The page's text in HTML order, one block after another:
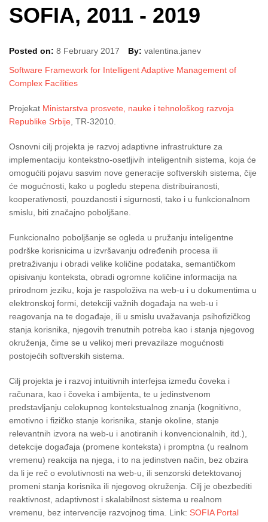
SOFIA, 2011 - 2019
Posted on: 8 February 2017 By: valentina.janev
Software Framework for Intelligent Adaptive Management of
Complex Facilities
Projekat Ministarstva prosvete, nauke i tehnološkog razvoja
Republike Srbije , TR-32010.
Osnovni cilj projekta je razvoj adaptivne infrastrukture za
implementaciju kontekstno-osetljivih inteligentnih sistema, koja će
omogućiti pojavu sasvim nove generacije softverskih sistema, čije
će mogućnosti, kako u pogledu stepena distribuiranosti,
kooperativnosti, pouzdanosti i sigurnosti, tako i u funkcionalnom
smislu, biti značajno poboljšane.
Funkcionalno poboljšanje se ogleda u pružanju inteligentne
podrške korisnicima u izvršavanju određenih procesa ili
pretraživanju i obradi velike količine podataka, semantičkom
opisivanju konteksta, obradi ogromne količine informacija na
prirodnom jeziku, koja je raspoloživa na web-u i u dokumentima u
elektronskoj formi, detekciji važnih događaja na web-u i
reagovanja na te događaje, ili u smislu uvažavanja psihofizičkog
stanja korisnika, njegovih trenutnih potreba kao i stanja njegovog
okruženja, čime se u velikoj meri prevazilaze mogućnosti
postojećih softverskih sistema.
Cilj projekta je i razvoj intuitivnih interfejsa između čoveka i
računara, kao i čoveka i ambijenta, te u jedinstvenom
predstavljanju celokupnog kontekstualnog znanja (kognitivno,
emotivno i fizičko stanje korisnika, stanje okoline, stanje
relevantnih izvora na web-u i anotiranih i konvencionalnih, itd.),
detekcije događaja (promene konteksta) i promptna (u realnom
vremenu) reakcija na njega, i to na jedinstven način, bez obzira
da li je reč o evolutivnosti na web-u, ili senzorski detektovanoj
promeni stanja korisnika ili njegovog okruženja. Cilj je obezbediti
reaktivnost, adaptivnost i skalabilnost sistema u realnom
vremenu, bez intervencije razvojnog tima. Link: SOFIA Portal